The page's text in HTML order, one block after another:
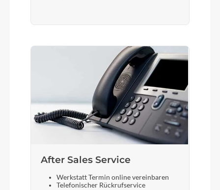
After Sales Service
Werkstatt Termin online vereinbaren
Telefonischer Rückrufservice